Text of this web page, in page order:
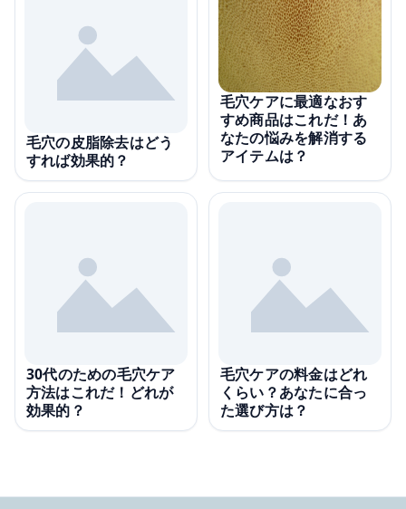
毛穴の皮脂除去はどう
すれば効果的？
毛穴ケアに最適なおす
すめ商品はこれだ！あ
なたの悩みを解消する
アイテムは？
30代のための毛穴ケア
方法はこれだ！どれが
効果的？
毛穴ケアの料金はどれ
くらい？あなたに合っ
た選び方は？